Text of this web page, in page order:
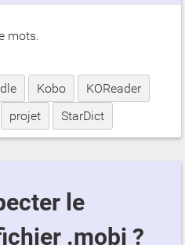
mots.
Kobo
KOReader
projet StarDict
.mobi ?